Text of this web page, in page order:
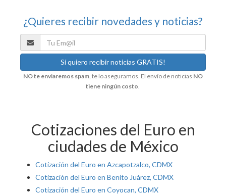
¿Quieres recibir novedades y noticias?
NO te enviaremos spam, te lo aseguramos. El envío de noticias NO
tiene ningún costo.
Cotizaciones del Euro en
ciudades de México
Cotización del Euro en Azcapotzalco, CDMX
Cotización del Euro en Benito Juárez, CDMX
Cotización del Euro en Coyocan, CDMX